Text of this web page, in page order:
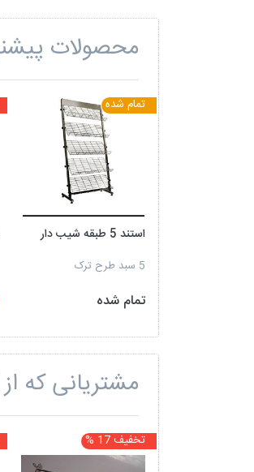
محصولات
تمام شده
استند 5 طبقه شیب دار
5 سبد طرح ترک
تمام شده
مشتریانی که
تخفیف 17 %